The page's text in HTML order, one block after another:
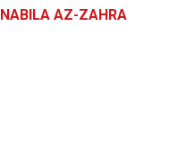
NABILA AZ-ZAHRA